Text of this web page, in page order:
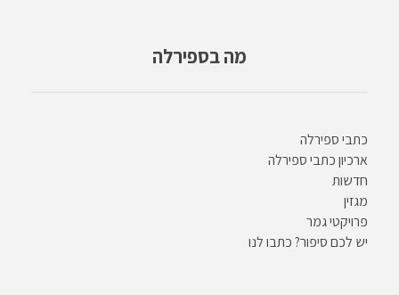
מה בספירלה
כתבי ספירלה
ארכיון כתבי ספירלה
חדשות
מגזין
פרויקטי גמר
יש לכם סיפור? כתבו לנו